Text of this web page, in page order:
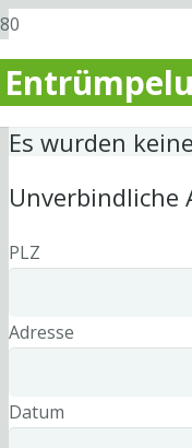
Es wurden
Unverbindliche
PLZ
Adresse
Datum